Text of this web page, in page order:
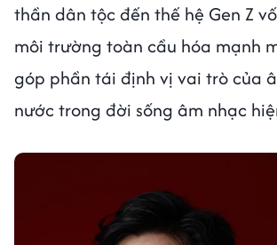
thần dân tộc đến thế hệ Gen Z
môi trường toàn cầu hóa mạnh
góp phần tái định vị vai trò của
nước trong đời sống âm nhạc